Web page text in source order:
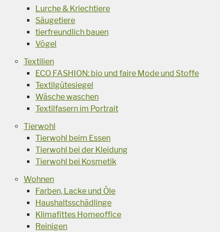
Lurche & Kriechtiere
Säugetiere
tierfreundlich bauen
Vögel
Textilien
ECO FASHION: bio und faire Mode und Stoffe
Textilgütesiegel
Wäsche waschen
Textilfasern im Portrait
Tierwohl
Tierwohl beim Essen
Tierwohl bei der Kleidung
Tierwohl bei Kosmetik
Wohnen
Farben, Lacke und Öle
Haushaltsschädlinge
Klimafittes Homeoffice
Reinigen